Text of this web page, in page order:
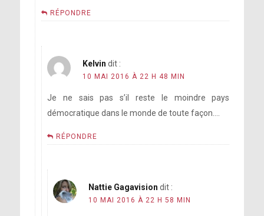
RÉPONDRE
Kelvin dit :
10 MAI 2016 À 22 H 48 MIN
Je ne sais pas s’il reste le moindre pays
démocratique dans le monde de toute façon….
RÉPONDRE
Nattie Gagavision dit :
10 MAI 2016 À 22 H 58 MIN